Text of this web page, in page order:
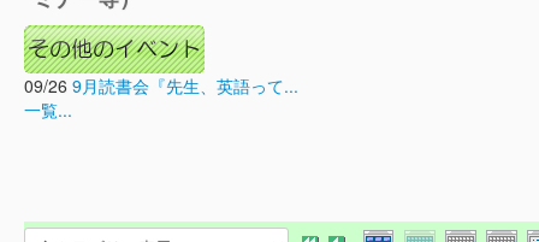
09/26 9月読書会『先生、英語って...
一覧...